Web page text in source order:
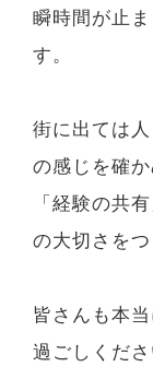
瞬時間が止
す。
街に出ては
の感じを確
「経験の共
の大切さをつ
皆さんも本
過ごしくださ